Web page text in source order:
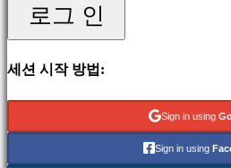
릴
무
료
로그 인
세션 시작 방법:
Sign in using
Sign in using